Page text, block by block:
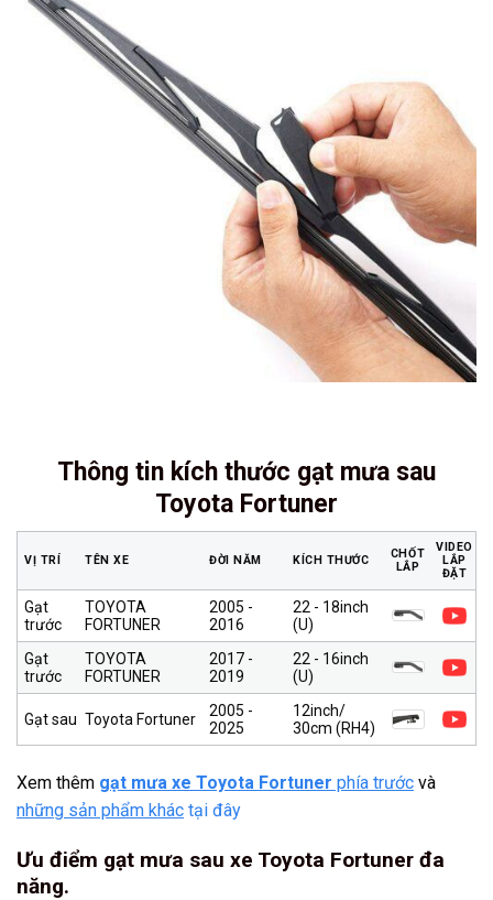
Thông tin kích thước gạt mưa sau
Toyota Fortuner
VỊ TRÍ TÊN XE ĐỜI NĂM KÍCH THƯỚC
CHỐT
LẮP
VIDEO
LẮP
ĐẶT
Gạt
trước
TOYOTA
FORTUNER
2005 -
2016
22 - 18inch
(U)
Gạt
trước
TOYOTA
FORTUNER
2017 -
2019
22 - 16inch
(U)
Gạt sau Toyota Fortuner
2005 -
2025
12inch/
30cm (RH4)
Xem thêm gạt mưa xe Toyota Fortuner phía trước và
những sản phẩm khác tại đây
Ưu điểm gạt mưa sau xe Toyota Fortuner đa
năng.